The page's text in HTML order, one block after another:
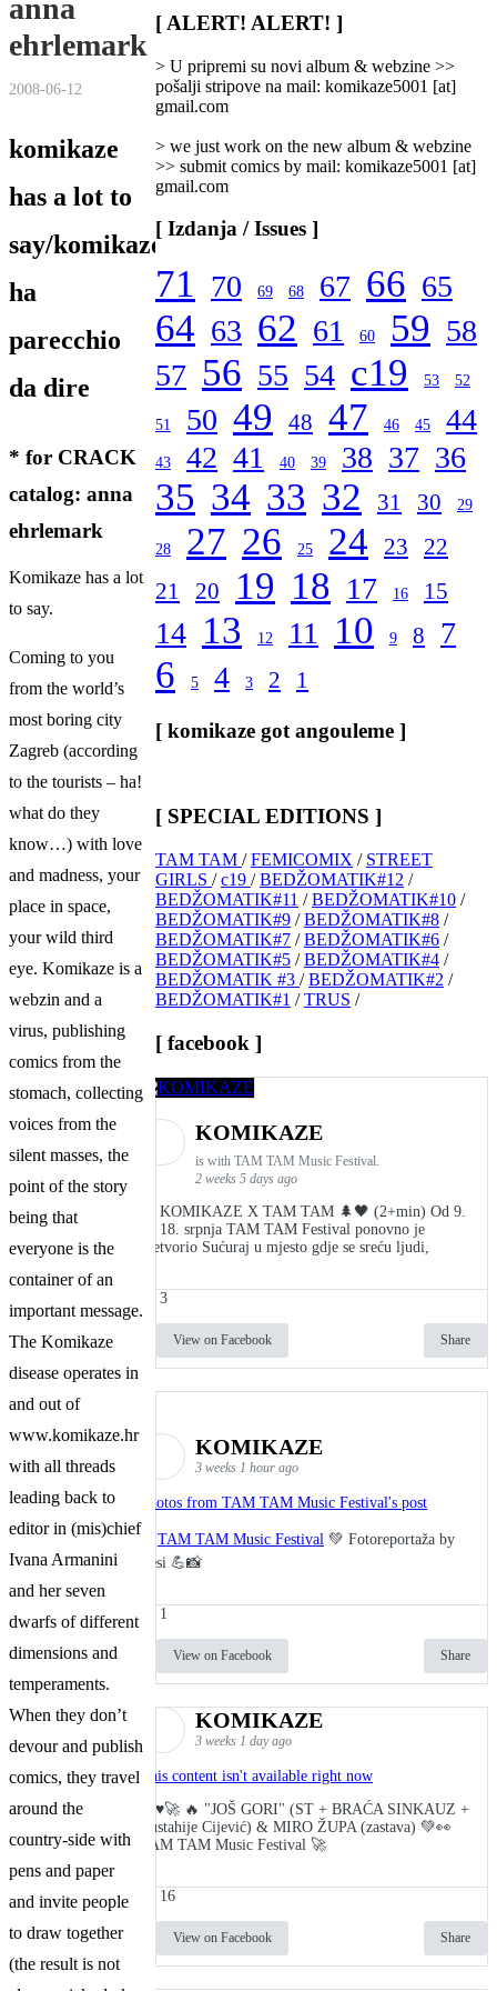
anna
ehrlemark
2008-06-12
komikaze
has a lot to
say/komikaze
ha
parecchio
da dire
* for CRACK
catalog: anna
ehrlemark
Komikaze has a lot
to say.
Coming to you
from the world’s
most boring city
Zagreb (according
to the tourists – ha!
what do they
know…) with love
and madness, your
place in space,
your wild third
eye. Komikaze is a
webzin and a
virus, publishing
comics from the
stomach, collecting
voices from the
silent masses, the
point of the story
being that
everyone is the
container of an
important message.
The Komikaze
disease operates in
and out of
www.komikaze.hr
with all threads
leading back to
editor in (mis)chief
Ivana Armanini
and her seven
dwarfs of different
dimensions and
temperaments.
When they don’t
devour and publish
comics, they travel
around the
country-side with
pens and paper
and invite people
to draw together
(the result is not
/
Categories
[ ALERT! ALERT! ]
> U pripremi su novi album & webzine >>
pošalji stripove na mail: komikaze5001 [at]
gmail.com
> we just work on the new album & webzine
>> submit comics by mail: komikaze5001 [at]
gmail.com
[ Izdanja / Issues ]
71 70 69 68 67 66 65
64 63 62 61 60 59 58
57 56 55 54 c19 53 52
51 50 49 48 47 46 45 44
43 42 41 40 39 38 37 36
35 34 33 32 31 30 29
28 27 26 25 24 23
22
21
20 19 18 17 16 15
14 13 12 11 10 9 8 7
6 5 4 3 2 1
[ komikaze got angouleme ]
[ SPECIAL EDITIONS ]
TAM TAM /FEMICOMIX / STREET
GIRLS /c19 /BEDŽOMATIK#12 /
BEDŽOMATIK#11 /BEDŽOMATIK#10 /
BEDŽOMATIK#9 /BEDŽOMATIK#8 /
BEDŽOMATIK#7 /BEDŽOMATIK#6 /
BEDŽOMATIK#5 /BEDŽOMATIK#4 /
BEDŽOMATIK #3 /BEDŽOMATIK#2 /
BEDŽOMATIK#1 /TRUS /
[ facebook ]
KOMIKAZE
is with TAM TAM Music Festival.
2 weeks 5 days ago
👾 KOMIKAZE X TAM TAM 🌲🖤 (2+min) Od 9.
do 18. srpnja TAM TAM Festival ponovno je
pretvorio Sućuraj u mjesto gdje se sreću ljudi,
3
View on Facebook Share
KOMIKAZE
3 weeks 1 hour ago
Photos from TAM TAM Music Festival's post
🎬 TAM TAM Music Festival 💚 Fotoreportaža by
Lesi 💪📸
1
View on Facebook Share
KOMIKAZE
3 weeks 1 day ago
This content isn't available right now
🔥♥️🚀 🔥 "JOŠ GORI" (ST + BRAĆA SINKAUZ +
Eustahije Cijević) & MIRO ŽUPA (zastava) 💚👀
TAM TAM Music Festival 🚀
16
View on Facebook Share